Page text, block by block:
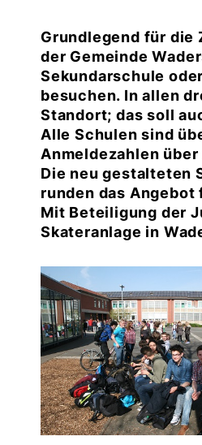
Grundlegend für
der Gemeinde
Sekundarschule
besuchen. In allen
Standort; das soll
Alle Schulen sind
Anmeldezahlen
Die neu gestalteten
runden das
Mit Beteiligung der
Skateranlage in